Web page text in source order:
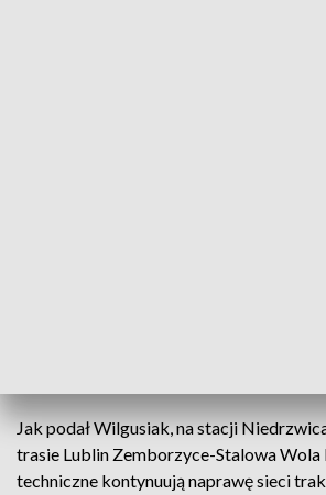
Jak podał Wilgusiak, na stacji
trasie Lublin Zemborzyce-Stalowa Wola
techniczne kontynuują naprawę sieci